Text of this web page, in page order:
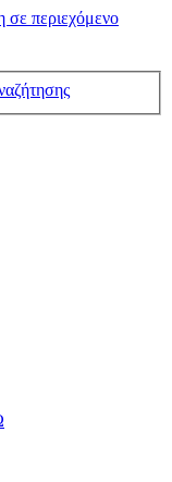
σε περιεχόμενο